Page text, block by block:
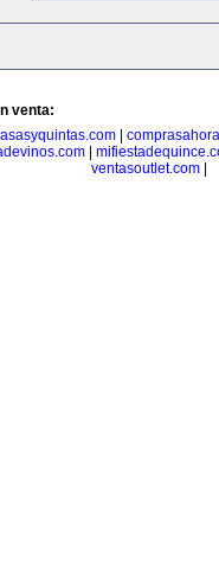
venta:
ventasoutlet.com